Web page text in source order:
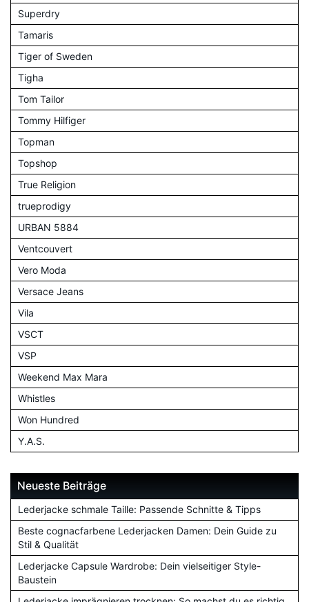
Superdry
Tamaris
Tiger of Sweden
Tigha
Tom Tailor
Tommy Hilfiger
Topman
Topshop
True Religion
trueprodigy
URBAN 5884
Ventcouvert
Vero Moda
Versace Jeans
Vila
VSCT
VSP
Weekend Max Mara
Whistles
Won Hundred
Y.A.S.
Neueste Beiträge
Lederjacke schmale Taille: Passende Schnitte & Tipps
Beste cognacfarbene Lederjacken Damen: Dein Guide zu
Stil & Qualität
Lederjacke Capsule Wardrobe: Dein vielseitiger Style-
Baustein